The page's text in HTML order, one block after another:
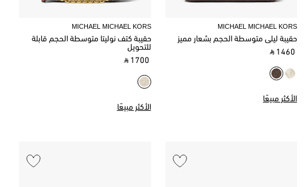
MICHAEL MICHAEL KORS
حقيبة ليلى متوسطة الحجم بشعار مميز
‎ ⃁ 1460 ‎
الأكثر مبيعًا
MICHAEL MICHAEL KORS
حقيبة كتف نوليتا متوسطة الحجم قابلة
للتحويل
‎ ⃁ 1700 ‎
الأكثر مبيعًا